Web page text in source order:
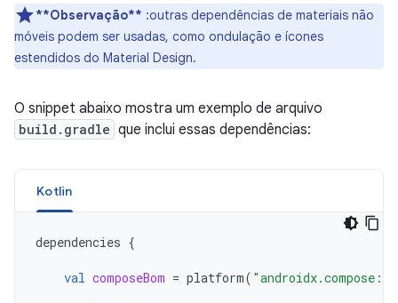
**Observação** :outras dependências de materiais não
móveis podem ser usadas, como ondulação e ícones
estendidos do Material Design.
O snippet abaixo mostra um exemplo de arquivo
build.gradle que inclui essas dependências:
Kotlin
dependencies {
val composeBom = platform(